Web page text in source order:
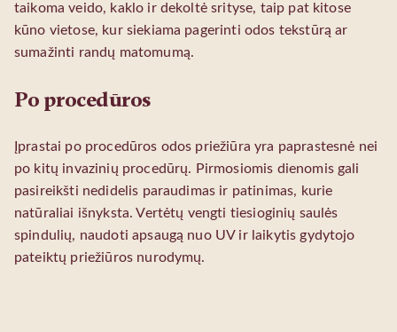
taikoma veido, kaklo ir dekoltė srityse, taip pat kitose
kūno vietose, kur siekiama pagerinti odos tekstūrą ar
sumažinti randų matomumą.
Po procedūros
Įprastai po procedūros odos priežiūra yra paprastesnė nei
po kitų invazinių procedūrų. Pirmosiomis dienomis gali
pasireikšti nedidelis paraudimas ir patinimas, kurie
natūraliai išnyksta. Vertėtų vengti tiesioginių saulės
spindulių, naudoti apsaugą nuo UV ir laikytis gydytojo
pateiktų priežiūros nurodymų.